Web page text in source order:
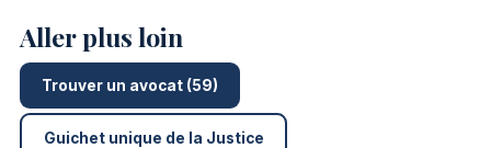
Aller plus loin
Trouver un avocat (59)
Guichet unique de la Justice